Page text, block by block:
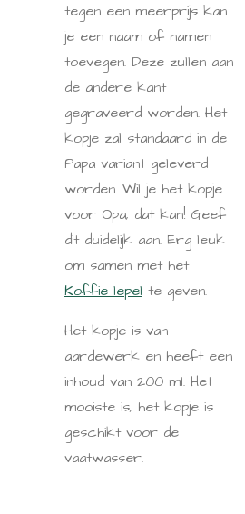
tegen een meerprijs kan
je een naam of namen
toevegen. Deze zullen aan
de andere kant
gegraveerd worden. Het
kopje zal standaard in de
Papa variant geleverd
worden. Wil je het kopje
voor Opa, dat kan! Geef
dit duidelijk aan. Erg leuk
om samen met het
Koffie lepel te geven.
Het kopje is van
aardewerk en heeft een
inhoud van 200 ml. Het
mooiste is, het kopje is
geschikt voor de
vaatwasser.